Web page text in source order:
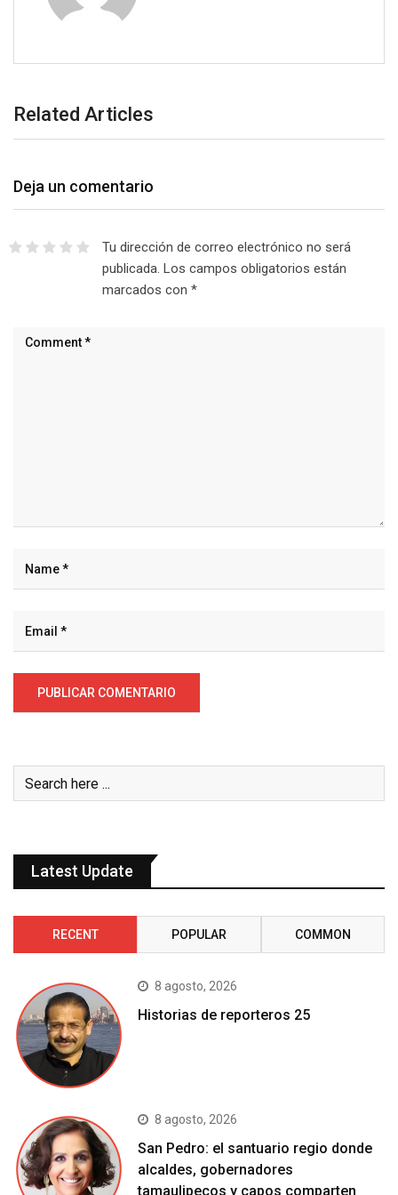
Related Articles
Deja un comentario
Tu dirección de correo electrónico no será
publicada. Los campos obligatorios están
marcados con *
Latest Update
RECENT POPULAR COMMON
8 agosto, 2026
Historias de reporteros 25
8 agosto, 2026
San Pedro: el santuario regio donde
alcaldes, gobernadores
tamaulipecos y capos comparten